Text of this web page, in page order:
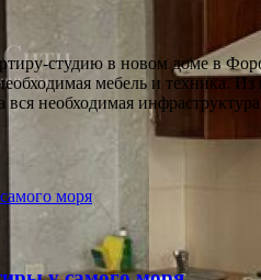
студию в новом доме в
мебель и
необходимая